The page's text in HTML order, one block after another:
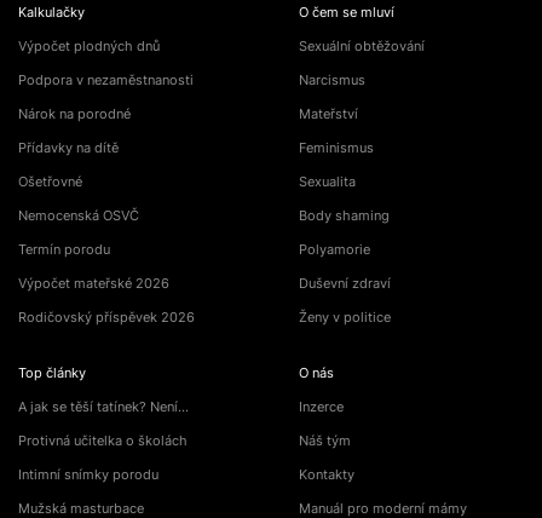
Kalkulačky
Výpočet plodných dnů
Podpora v nezaměstnanosti
Nárok na porodné
Přídavky na dítě
Ošetřovné
Nemocenská OSVČ
Termín porodu
Výpočet mateřské 2026
Rodičovský příspěvek 2026
Top články
A jak se těší tatínek? Není…
Protivná učitelka o školách
Intimní snímky porodu
Mužská masturbace
O čem se mluví
Sexuální obtěžování
Narcismus
Mateřství
Feminismus
Sexualita
Body shaming
Polyamorie
Duševní zdraví
Ženy v politice
O nás
Inzerce
Náš tým
Kontakty
Manuál pro moderní mámy